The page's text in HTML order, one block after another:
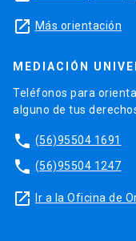
launch Más orientación
MEDIACIÓN
Teléfonos para
alguno de tus
phone (56)95504 1691
phone (56)95504 1247
launch Ir a la Oficina de